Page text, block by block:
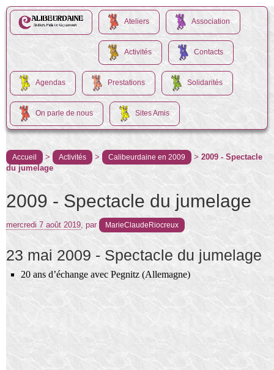
Ateliers Association
Activités Contacts
Agendas Prestations Solidarités
On parle de nous Sites Amis
Accueil > Activités > Calibeurdaine en 2009 > 2009 - Spectacle
du jumelage
2009 - Spectacle du jumelage
mercredi 7 août 2019, par MarieClaudeRiocreux
23 mai 2009 - Spectacle du jumelage
20 ans d’échange avec Pegnitz (Allemagne)